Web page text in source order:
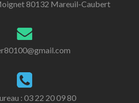
80132 Mareuil-Caubert
: 03 22 20 09 80